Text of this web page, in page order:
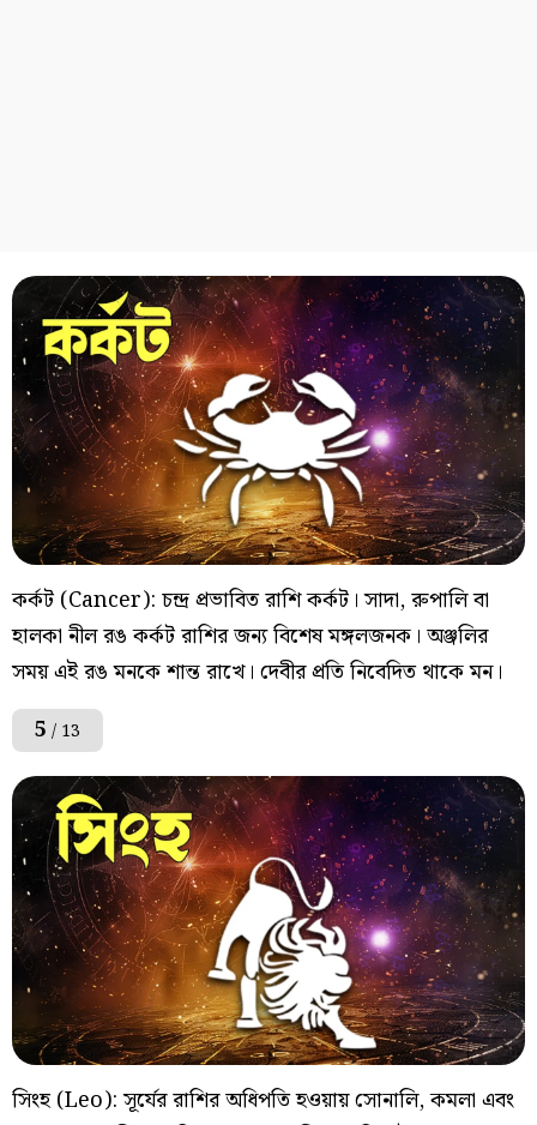
কর্কট (Cancer): চন্দ্র প্রভাবিত রাশি কর্কট। সাদা, রুপালি বা
হালকা নীল রঙ কর্কট রাশির জন্য বিশেষ মঙ্গলজনক। অঞ্জলির
সময় এই রঙ মনকে শান্ত রাখে। দেবীর প্রতি নিবেদিত থাকে মন।
5 / 13
সিংহ (Leo): সূর্যের রাশির অধিপতি হওয়ায় সোনালি, কমলা এবং